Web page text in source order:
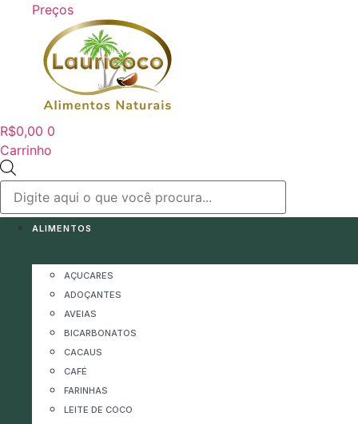
Preços
R$0,00 0
Carrinho
produtos
ALIMENTOS
AÇUCARES
ADOÇANTES
AVEIAS
BICARBONATOS
CACAUS
CAFÉ
FARINHAS
LEITE DE COCO